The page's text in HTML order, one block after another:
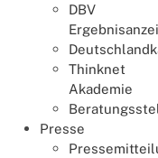
DBV
Thinknet
Akademie
Presse